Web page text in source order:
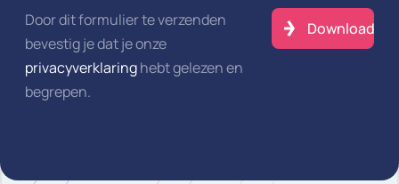
Door dit formulier te verzenden
bevestig je dat je onze
privacyverklaringhebt gelezen en
begrepen.